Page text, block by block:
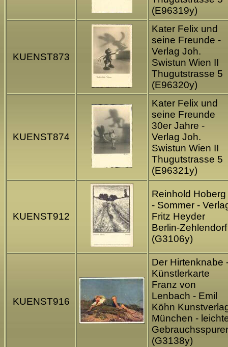
(E96319y)
KUENST873
Kater Felix und
seine Freunde -
Verlag Joh.
Swistun Wien II
Thugutstrasse 5
(E96320y)
KUENST874
Kater Felix und
seine Freunde
30er Jahre -
Verlag Joh.
Swistun Wien II
Thugutstrasse 5
(E96321y)
KUENST912
Reinhold Hoberg
- Sommer -
Fritz Heyder
Berlin-Zehlendorf
(G3106y)
KUENST916
Der Hirtenknabe
Künstlerkarte
Franz von
Lenbach - Emil
Köhn
München -
(G3138y)